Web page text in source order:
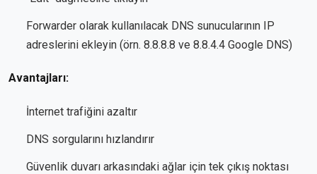
Forwarder olarak kullanılacak DNS sunucularının IP
adreslerini ekleyin (örn. 8.8.8.8 ve 8.8.4.4 Google DNS)
Avantajları:
İnternet trafiğini azaltır
DNS sorgularını hızlandırır
Güvenlik duvarı arkasındaki ağlar için tek çıkış noktası